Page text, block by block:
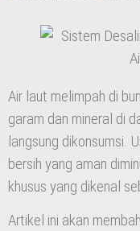
Air laut melimpah di
garam dan mineral di
langsung dikonsumsi.
bersih yang aman
khusus yang dikenal
Artikel ini akan